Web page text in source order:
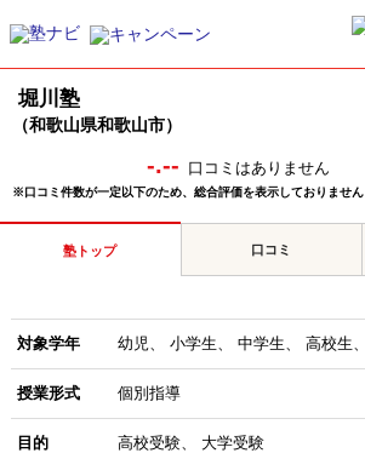
堀川塾
（和歌山県和歌山市）
-.-- 口コミはありません
※口コミ件数が一定以下のため、総合評価を表示しておりません
塾トップ 口コミ
対象学年 幼児 小学生 中学生 高校生
授業形式 個別指導
目的 高校受験 大学受験